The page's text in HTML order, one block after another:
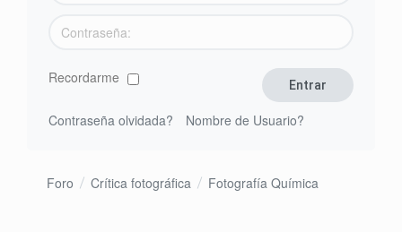
Recordarme
Contraseña olvidada? Nombre de Usuario?
Foro Crítica fotográfica Fotografía Química